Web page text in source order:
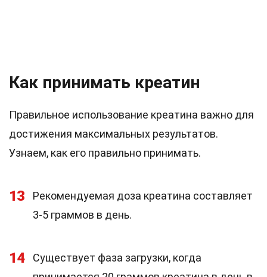
Как принимать креатин
Правильное использование креатина важно для
достижения максимальных результатов.
Узнаем, как его правильно принимать.
13
Рекомендуемая доза креатина составляет
3-5 граммов в день.
14
Существует фаза загрузки, когда